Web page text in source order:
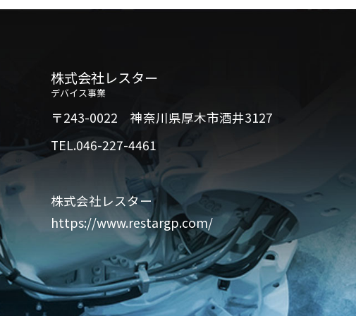
株式会社レスター
デバイス事業
〒243-0022 神奈川県厚木市酒井3127
TEL.046-227-4461
株式会社レスター
https://www.restargp.com/